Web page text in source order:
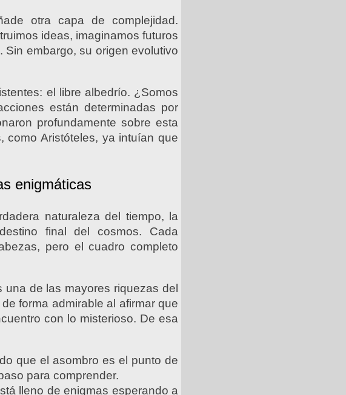
otra capa de complejidad.
ideas, imaginamos futuros
embargo, su origen evolutivo
el libre albedrío. ¿Somos
están determinadas por
profundamente sobre esta
como Aristóteles, ya intuían que
enigmáticas
naturaleza del tiempo, la
final del cosmos. Cada
pero el cuadro completo
de las mayores riquezas del
forma admirable al afirmar que
con lo misterioso. De esa
que el asombro es el punto de
para comprender.
lleno de enigmas esperando a